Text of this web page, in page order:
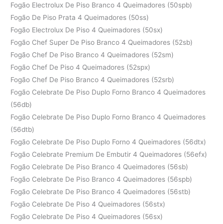
Fogão Electrolux De Piso Branco 4 Queimadores (50spb)
Fogão De Piso Prata 4 Queimadores (50ss)
Fogão Electrolux De Piso 4 Queimadores (50sx)
Fogão Chef Super De Piso Branco 4 Queimadores (52sb)
Fogão Chef De Piso Branco 4 Queimadores (52sm)
Fogão Chef De Piso 4 Queimadores (52spx)
Fogão Chef De Piso Branco 4 Queimadores (52srb)
Fogão Celebrate De Piso Duplo Forno Branco 4 Queimadores
(56db)
Fogão Celebrate De Piso Duplo Forno Branco 4 Queimadores
(56dtb)
Fogão Celebrate De Piso Duplo Forno 4 Queimadores (56dtx)
Fogão Celebrate Premium De Embutir 4 Queimadores (56efx)
Fogão Celebrate De Piso Branco 4 Queimadores (56sb)
Fogão Celebrate De Piso Branco 4 Queimadores (56spb)
Fogão Celebrate De Piso Branco 4 Queimadores (56stb)
Fogão Celebrate De Piso 4 Queimadores (56stx)
Fogão Celebrate De Piso 4 Queimadores (56sx)